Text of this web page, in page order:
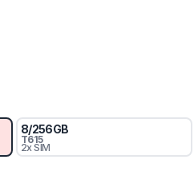
8/256GB
T615
2x SIM